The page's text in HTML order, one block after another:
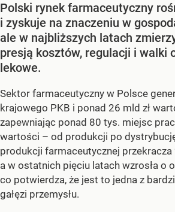
Polski rynek farmaceutyczny
i zyskuje na znaczeniu w
ale w najbliższych latach
presją kosztów, regulacji i walki
lekowe.
Sektor farmaceutyczny w Polsce
krajowego PKB i ponad 26 mld zł
zapewniając ponad 80 tys. miejsc
wartości – od produkcji po
produkcji farmaceutycznej przekracza
a w ostatnich pięciu latach wzrosła o
co potwierdza, że jest to jedna z
gałęzi przemysłu.